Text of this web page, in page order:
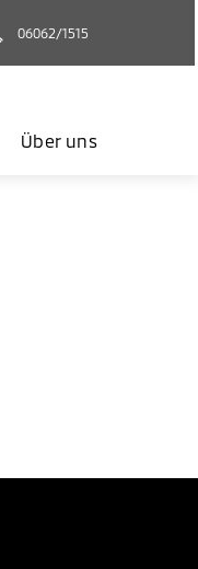
06062/1515
Über uns